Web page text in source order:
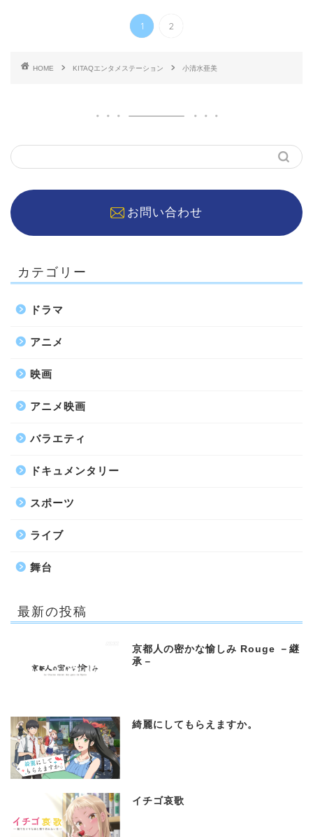
1 2
HOME KITAQエンタメステーション 小清水亜美
お問い合わせ
カテゴリー
ドラマ
アニメ
映画
アニメ映画
バラエティ
ドキュメンタリー
スポーツ
ライブ
舞台
最新の投稿
京都人の密かな愉しみ Rouge －継
承－
綺麗にしてもらえますか。
イチゴ哀歌